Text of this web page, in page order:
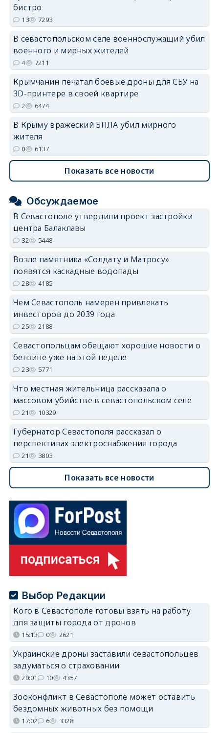
бистро
13 7293
В севастопольском селе военнослужащий убил
военного и мирных жителей
4 7211
Крымчанин печатал боевые дроны для СБУ на
3D-принтере в своей квартире
2 6474
В Крыму вражеский БПЛА убил мирного
жителя
0 6137
Показать все новости
Обсуждаемое
В Севастополе утвердили проект застройки
центра Балаклавы
32 5448
Возле памятника «Солдату и Матросу»
появятся каскадные водопады
28 4185
Чем Севастополь намерен привлекать
инвесторов до 2039 года
25 2188
Севастопольцам обещают хорошие новости о
бензине уже на этой неделе
23 5771
Что местная жительница рассказала о
массовом убийстве в севастопольском селе
21 10329
Губернатор Севастополя рассказал о
перспективах электроснабжения города
21 3803
Показать все новости
Выбор Редакции
Кого в Севастополе готовы взять на работу
для защиты города от дронов
15:13 0 2621
Украинские дроны заставили севастопольцев
задуматься о страховании
20:01 10 4357
Зооконфликт в Севастополе может оставить
бездомных животных без помощи
17:02 6 3328